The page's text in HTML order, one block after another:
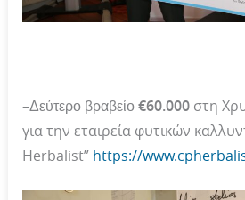
–Δεύτερο βραβείο €60.000στη
για την εταιρεία φυτικών
Herbalist” https://